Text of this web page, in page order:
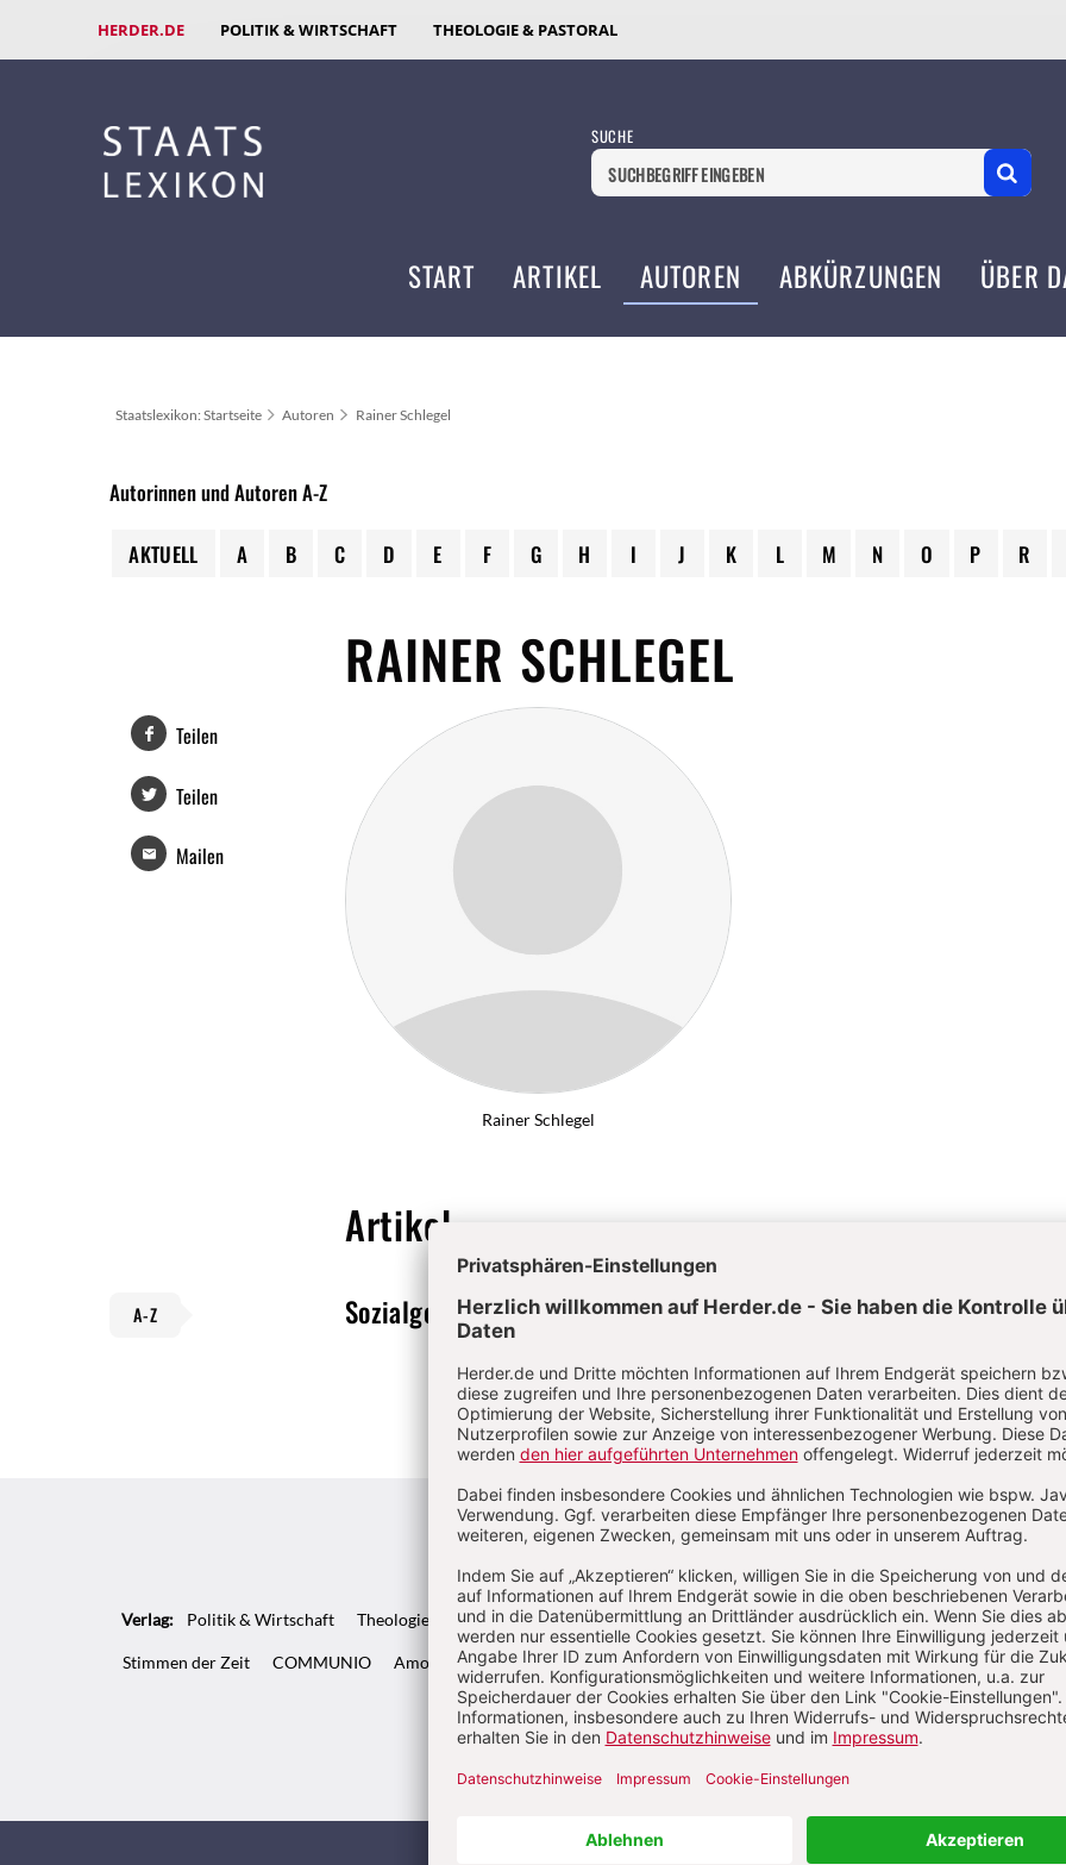
HERDER.DE POLITIK & WIRTSCHAFT THEOLOGIE & PASTORAL
SUCHE
START ARTIKEL AUTOREN ABKÜRZUNGEN ÜBER
Staatslexikon: Startseite Autoren Rainer Schlegel
Autorinnen und Autoren A-Z
AKTUELL A B C D E F G H I J K L M N O P R
RAINER SCHLEGEL
Rainer Schlegel
Teilen
Teilen
Mailen
Artikel
A-Z Sozialgerichtsbarkeit Von Rainer Schlegel
Kategorien: Artikel Autoren Abkürzungen Über das Lexikon
Verlag: Politik & Wirtschaft Theologie & Pastoral Pädagogik & Kinderbuch kindergarten heute Fachmagazin,
Stimmen der Zeit COMMUNIO Amosinternational Biblische Notizen Diakonia Römische Quartalschrift ANTIKE
Kundenservice+49 761 2717200 kundenservice@herder.de Abo online